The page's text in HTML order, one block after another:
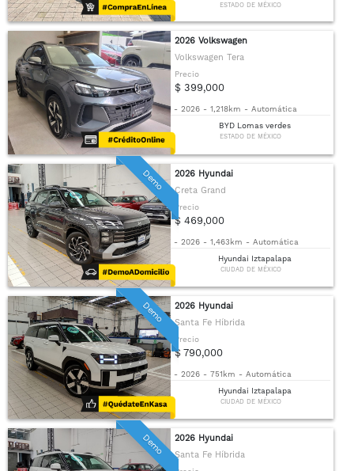
ESTADO DE MÉXICO
2026 Volkswagen
Volkswagen Tera
Precio
$ 399,000
- 2026 - 1,218km - Automática
BYD Lomas verdes
ESTADO DE MÉXICO
Demo
2026 Hyundai
Creta Grand
Precio
$ 469,000
- 2026 - 1,463km - Automática
Hyundai Iztapalapa
CIUDAD DE MÉXICO
Demo
2026 Hyundai
Santa Fe Híbrida
Precio
$ 790,000
- 2026 - 751km - Automática
Hyundai Iztapalapa
CIUDAD DE MÉXICO
Demo
2026 Hyundai
Santa Fe Híbrida